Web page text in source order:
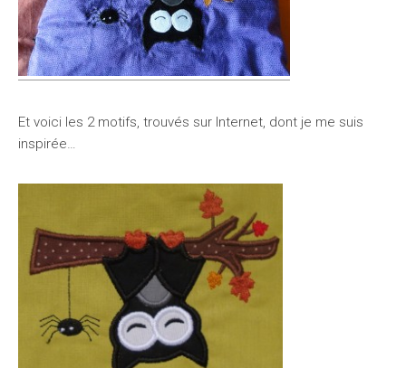
Et voici les 2 motifs, trouvés sur Internet, dont je me suis
inspirée…